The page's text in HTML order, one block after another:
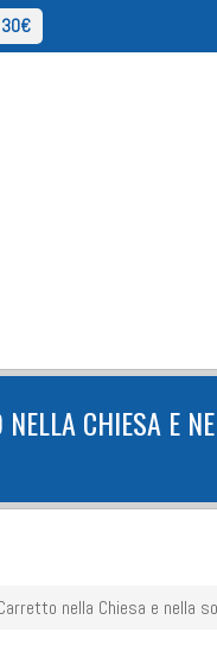
30€
CHIESA E
nella Chiesa e nella